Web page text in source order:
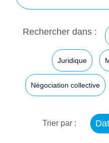
Rechercher dans :
Juridique
Négociation collective
Trier par :